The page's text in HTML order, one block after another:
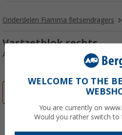
Onderdelen Fiamma fietsendragers
Vastzetblok rechts
Artikelnr: 111443
WELCOME TO THE
You are currently on
Would you rather switch to